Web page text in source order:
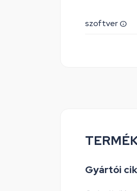
szoftver
Gyártói